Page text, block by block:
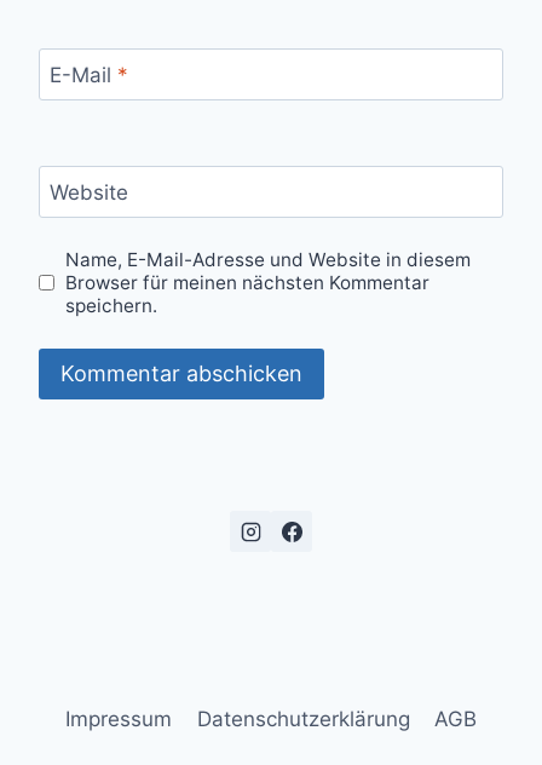
E-Mail *
Website
Name, E-Mail-Adresse und Website in diesem
Browser für meinen nächsten Kommentar
speichern.
Impressum Datenschutzerklärung AGB